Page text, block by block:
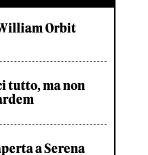
Orbit
tutto, ma non
a Serena